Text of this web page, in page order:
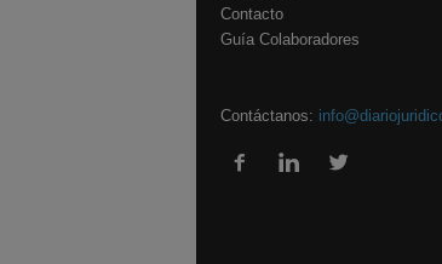
Contacto
Guía Colaboradores
Contáctanos: